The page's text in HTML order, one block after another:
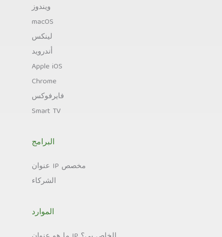
ويندوز
macOS
لينكس
أندرويد
Apple iOS
Chrome
فايرفوكس
Smart TV
البرامج
عنوان IP مخصص
الشركاء
الموارد